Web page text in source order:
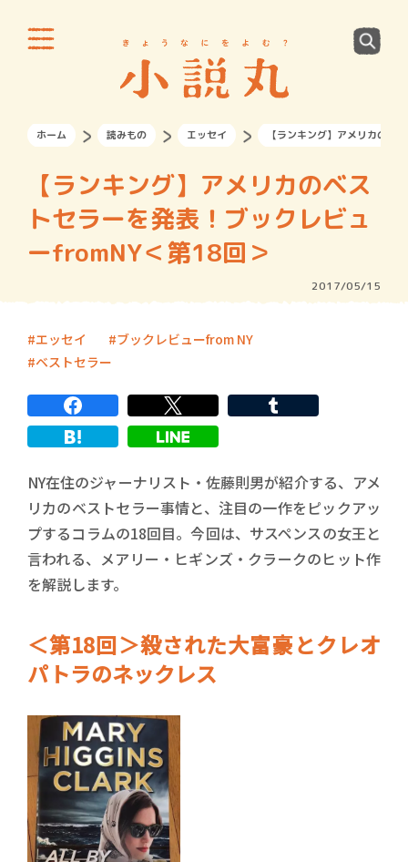
ホーム 読みもの エッセイ 【ランキング】アメリカのベ
【ランキング】アメリカのベス
トセラーを発表！ブックレビュ
ーfromNY＜第18回＞
2017/05/15
エッセイ
ブックレビューfrom NY
ベストセラー
NY在住のジャーナリスト・佐藤則男が紹介する、アメ
リカのベストセラー事情と、注目の一作をピックアッ
プするコラムの18回目。今回は、サスペンスの女王と
言われる、メアリー・ヒギンズ・クラークのヒット作
を解説します。
＜第18回＞殺された大富豪とクレオ
パトラのネックレス